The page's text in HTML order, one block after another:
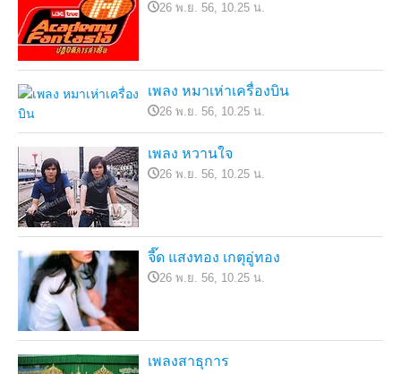
26 พ.ย. 56, 10.25 น.
เพลง หมาเห่าเครื่องบิน
26 พ.ย. 56, 10.25 น.
เพลง หวานใจ
26 พ.ย. 56, 10.25 น.
จี๊ด แสงทอง เกตุอู่ทอง
26 พ.ย. 56, 10.25 น.
เพลงสาธุการ